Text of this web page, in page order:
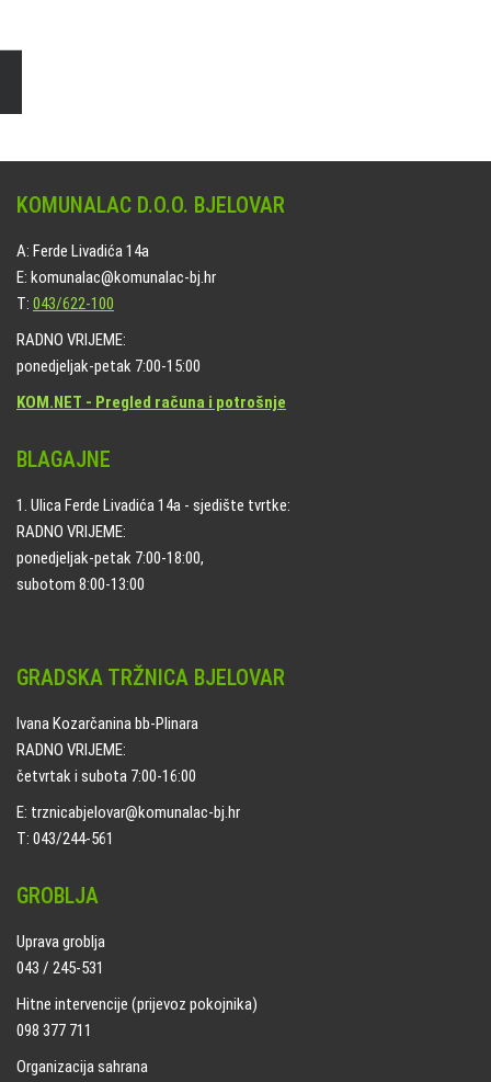
KOMUNALAC D.O.O. BJELOVAR
A: Ferde Livadića 14a
E: komunalac@komunalac-bj.hr
T: 043/622-100
RADNO VRIJEME:
ponedjeljak-petak 7:00-15:00
KOM.NET - Pregled računa i potrošnje
BLAGAJNE
1. Ulica Ferde Livadića 14a - sjedište tvrtke:
RADNO VRIJEME:
ponedjeljak-petak 7:00-18:00,
subotom 8:00-13:00
GRADSKA TRŽNICA BJELOVAR
Ivana Kozarčanina bb-Plinara
RADNO VRIJEME:
četvrtak i subota 7:00-16:00
E: trznicabjelovar@komunalac-bj.hr
T: 043/244-561
GROBLJA
Uprava groblja
043 / 245-531
Hitne intervencije (prijevoz pokojnika)
098 377 711
Organizacija sahrana